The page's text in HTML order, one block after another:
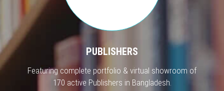
PUBLISHERS
Featuring complete portfolio & virtual showroom of
170 active Publishers in Bangladesh.